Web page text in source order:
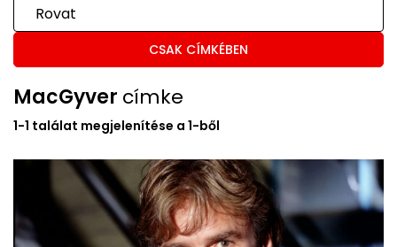
Rovat
CSAK CÍMKÉBEN
MacGyver címke
1-1 találat megjelenítése a 1-ből